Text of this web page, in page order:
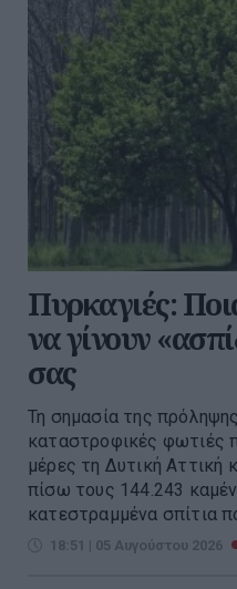
Πυρκαγιές:
να γίνουν
σας
Τη σημασία της
καταστροφικές φωτιές
μέρες τη Δυτική Αττική
πίσω τους 144.243
κατεστραμμένα σπίτια
18:51 | 05 Αυγούστου 2026